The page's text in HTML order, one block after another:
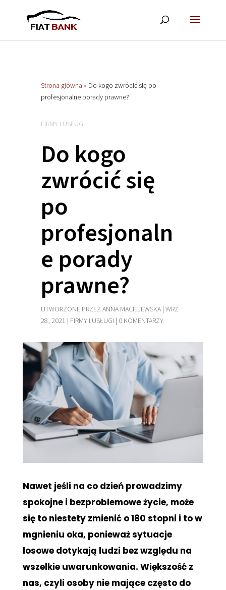
Strona główna » Do kogo zwrócić się po
profesjonalne porady prawne?
FIRMY I USŁUGI
Do kogo
zwrócić się
po
profesjonaln
e porady
prawne?
UTWORZONE PRZEZ ANNA MACIEJEWSKA| WRZ
28, 2021 | FIRMY I USŁUGI | 0 KOMENTARZY
Nawet jeśli na co dzień prowadzimy
spokojne i bezproblemowe życie, może
się to niestety zmienić o 180 stopni i to w
mgnieniu oka, ponieważ sytuacje
losowe dotykają ludzi bez względu na
wszelkie uwarunkowania. Większość z
nas, czyli osoby nie mające często do